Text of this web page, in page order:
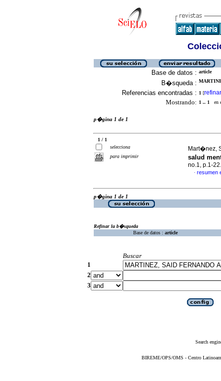
Base de datos : article
B�squeda :
Referencias encontradas : 1 [refinar
Mostrando: 1 .. 1 en
p�gina 1 de 1
1 / 1
selecciona
para imprimir
Mart�nez,
salud
no.1, p.1-
· resumen
p�gina 1 de 1
Refinar la b�squeda
Base de datos : article
Buscar
1
2
3
Search
BIREME/OPS/OMS - Centro